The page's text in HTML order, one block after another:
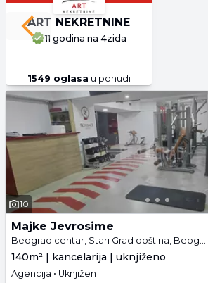
ART NEKRETNINE
11 godina na 4zida
1549 oglasa u ponudi
Previous slide
10
Majke Jevrosime
Beograd centar, Stari Grad opština, Beograd
140m² | kancelarija | uknjiženo
Agencija • Uknjižen